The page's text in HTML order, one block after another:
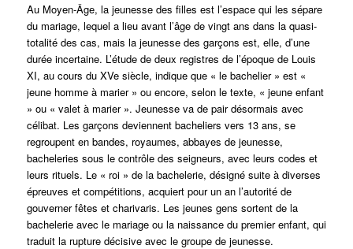
Au Moyen-Âge, la jeunesse des filles est l’espace qui les sépare
du mariage, lequel a lieu avant l’âge de vingt ans dans la quasi-
totalité des cas, mais la jeunesse des garçons est, elle, d’une
durée incertaine. L’étude de deux registres de l’époque de Louis
XI, au cours du XVe siècle, indique que « le bachelier » est «
jeune homme à marier » ou encore, selon le texte, « jeune enfant
» ou « valet à marier ». Jeunesse va de pair désormais avec
célibat. Les garçons deviennent bacheliers vers 13 ans, se
regroupent en bandes, royaumes, abbayes de jeunesse,
bacheleries sous le contrôle des seigneurs, avec leurs codes et
leurs rituels. Le « roi » de la bachelerie, désigné suite à diverses
épreuves et compétitions, acquiert pour un an l’autorité de
gouverner fêtes et charivaris. Les jeunes gens sortent de la
bachelerie avec le mariage ou la naissance du premier enfant, qui
traduit la rupture décisive avec le groupe de jeunesse.